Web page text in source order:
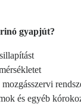
gyapjút?
és egyéb